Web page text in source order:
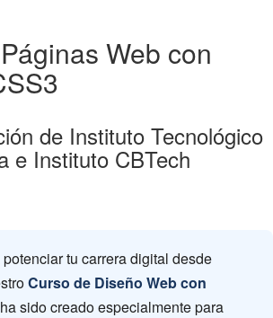
Web con
de Instituto Tecnológico
e Instituto CBTech
tu carrera digital desde
Curso de Diseño Web con
ha sido creado especialmente para